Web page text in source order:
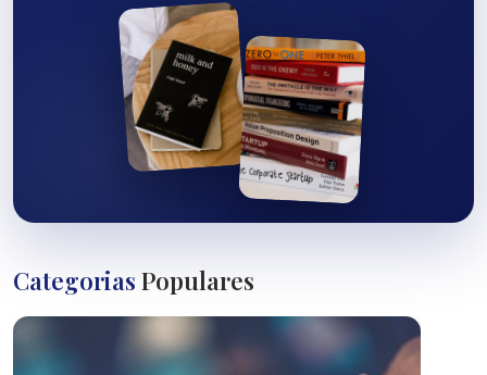
Categorias Populares